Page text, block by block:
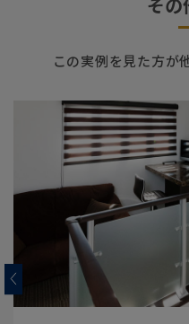
その
この実例を見た方が